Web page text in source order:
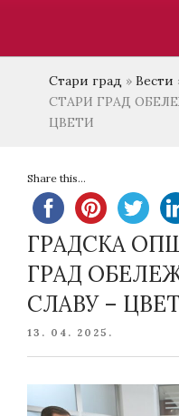
Стари град » Вести
СТАРИ ГРАД
ЦВЕТИ
Share this...
ГРАДСКА
ГРАД
СЛАВУ –
POSTED
13. 04. 2025.